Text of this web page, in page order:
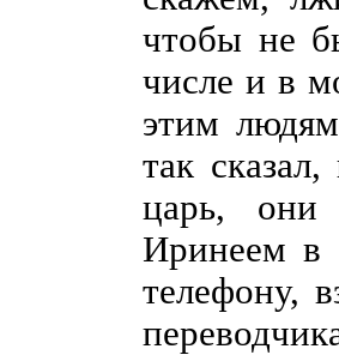
чтобы не
числе и в
этим
так
царь, они
Иринеем в
телефону,